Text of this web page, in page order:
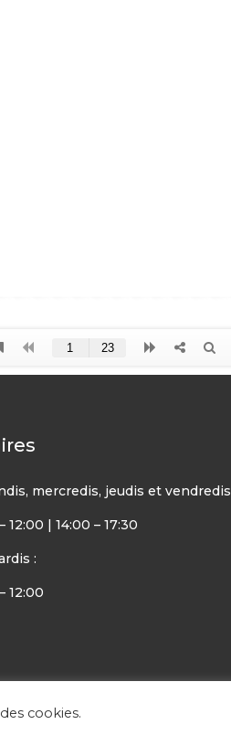
mercredis, jeudis et vendredis
12:00 | 14:00 – 17:30
:
12:00
cookies.